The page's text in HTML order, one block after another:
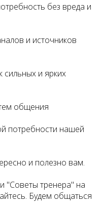
без вреда и
и источников
сильных и ярких
общения
потребности нашей
и полезно вам.
"Советы тренера" на
Будем общаться